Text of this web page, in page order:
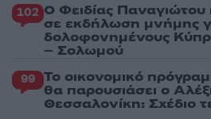
102 Ο Φειδίας
σε εκδήλωση μνήμης
δολοφονημένους
– Σολωμού
99 Το οικονομικό
θα παρουσιάσει ο
Θεσσαλονίκη: Σχέδιο